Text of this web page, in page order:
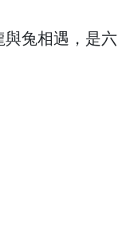
兔相遇，是六